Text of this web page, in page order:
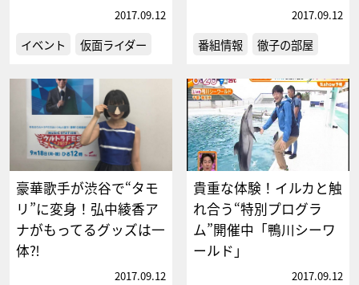
2017.09.12
イベント 仮面ライダー
2017.09.12
番組情報 徹子の部屋
豪華歌手が渋谷で“タモ
リ”に変身！弘中綾香ア
ナがもってるグッズは一
体⁈
2017.09.12
貴重な体験！イルカと触
れ合う“特別プログラ
ム”開催中「鴨川シーワ
ールド」
2017.09.12